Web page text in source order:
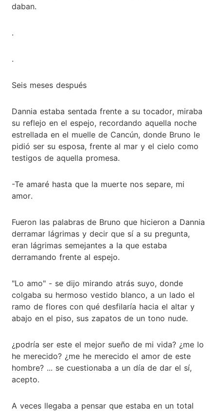
daban.
.
.
Seis meses después
Dannia estaba sentada frente a su tocador, miraba
su reflejo en el espejo, recordando aquella noche
estrellada en el muelle de Cancún, donde Bruno le
pidió ser su esposa, frente al mar y el cielo como
testigos de aquella promesa.
-Te amaré hasta que la muerte nos separe, mi
amor.
Fueron las palabras de Bruno que hicieron a Dannia
derramar lágrimas y decir que sí a su pregunta,
eran lágrimas semejantes a la que estaba
derramando frente al espejo.
"Lo amo" - se dijo mirando atrás suyo, donde
colgaba su hermoso vestido blanco, a un lado el
ramo de flores con qué desfilaría hacia el altar y
abajo en el piso, sus zapatos de un tono nude.
¿podría ser este el mejor sueño de mi vida? ¿me lo
he merecido? ¿me he merecido el amor de este
hombre? ... se cuestionaba a un día de dar el sí,
acepto.
A veces llegaba a pensar que estaba en un total